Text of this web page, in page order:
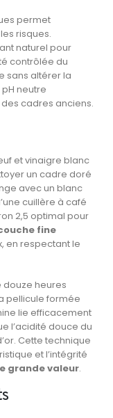
permet
risques.
naturel pour
contrôlée du
sans altérer la
neutre
des cadres anciens.
et vinaigre blanc
un cadre doré
avec un blanc
cuillère à café
2,5 optimal pour
fine
en respectant le
heures
pellicule formée
lie efficacement
l’acidité douce du
Cette technique
et l’intégrité
grande valeur.